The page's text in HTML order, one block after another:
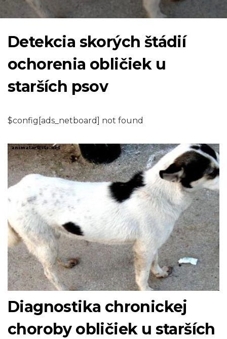
Detekcia skorých štádií
ochorenia obličiek u
starších psov
$config[ads_netboard] not found
Diagnostika chronickej
choroby obličiek u starších